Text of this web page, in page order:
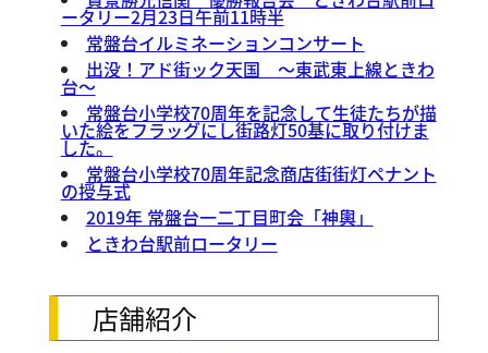
ータリー2月23日午前11時半
常盤台イルミネーションコンサート
出没！アド街ック天国 ～東武東上線ときわ
台～
常盤台小学校70周年を記念して生徒たちが描
いた絵をフラッグにし街路灯50基に取り付けま
した。
常盤台小学校70周年記念商店街街灯ペナント
の授与式
2019年 常盤台一二丁目町会「神輿」
ときわ台駅前ロータリー
店舗紹介